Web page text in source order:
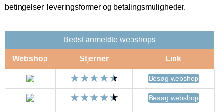
betingelser, leveringsformer og betalingsmuligheder.
Bedst anmeldte webshops
Webshop Stjerner Link
Besøg webshop
Besøg webshop